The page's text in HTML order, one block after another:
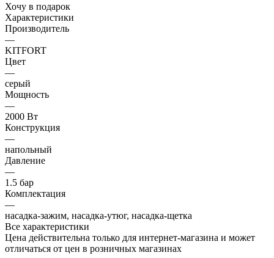
Хочу в подарок
Характеристики
Производитель
—
KITFORT
Цвет
—
серый
Мощность
—
2000 Вт
Конструкция
—
напольный
Давление
—
1.5 бар
Комплектация
—
насадка-зажим, насадка-утюг, насадка-щетка
Все характеристики
Цена действительна только для интернет-магазина и может
отличаться от цен в розничных магазинах